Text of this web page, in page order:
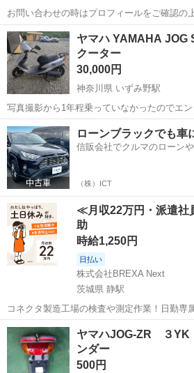
お問い合わせの時はプロフィールをご確認の
いします。 値引き交渉、取り置き、分割の対応はしておりません。 現
車確認は現地で買う買わないが決められるよ
お願いしますね。 入庫：二輪...
福岡 大野城市
ヤマハ YAMAHA JOG SA16J 原
クーター
30,000円
神奈川県 いずみ野駅
写真撮影から1年程乗っていなかったのでエン
た。廃車の状態で廃車の書類がございます。
神奈川 横浜市 いずみ野駅 ヤマハ
ローンブラックでも車
信販会社でクルマのローン
（株）ICT
≪月収22万円・派遣社
助
時給1,250円
日払い
株式会社BREXA Next
茨城県 静駅
コネクタ製造工場の検査や測定作業！日勤専
日128日★クリーンルーム内作業★マイカー
★就業先食堂利用可！日払い制度あり！《茨城県
工場のお仕事 ◇コネクタ製造工...
茨城 常陸大宮市
ヤマハJOG-ZR ３YK
ンダー
500円